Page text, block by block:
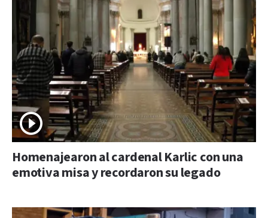
Homenajearon al cardenal Karlic con una
emotiva misa y recordaron su legado